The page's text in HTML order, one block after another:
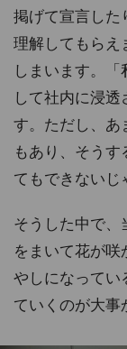
掲げて宣言した
理解してもらえ
しまいます。
して社内に浸透
す。ただし、あ
もあり、そう
てもできないじ
そうした中で、
をまいて花が
やしになってい
ていくのが大事